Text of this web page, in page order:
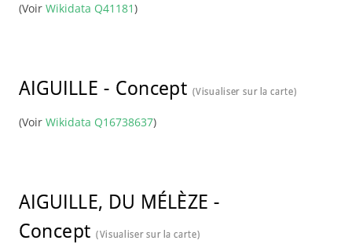
(Voir Wikidata Q41181)
AIGUILLE - Concept (Visualiser sur la carte)
(Voir Wikidata Q16738637)
AIGUILLE, DU MÉLÈZE -
Concept (Visualiser sur la carte)